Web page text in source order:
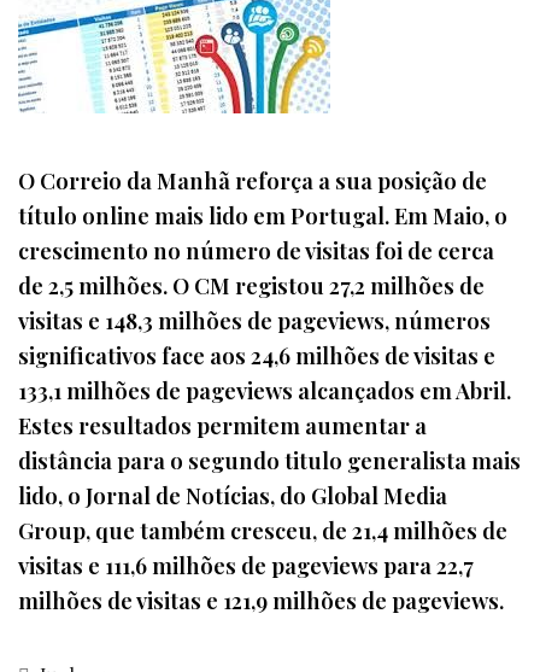
O Correio da Manhã reforça a sua posição de
título online mais lido em Portugal. Em Maio, o
crescimento no número de visitas foi de cerca
de 2,5 milhões. O CM registou 27,2 milhões de
visitas e 148,3 milhões de pageviews, números
significativos face aos 24,6 milhões de visitas e
133,1 milhões de pageviews alcançados em Abril.
Estes resultados permitem aumentar a
distância para o segundo titulo generalista mais
lido, o Jornal de Notícias, do Global Media
Group, que também cresceu, de 21,4 milhões de
visitas e 111,6 milhões de pageviews para 22,7
milhões de visitas e 121,9 milhões de pageviews.